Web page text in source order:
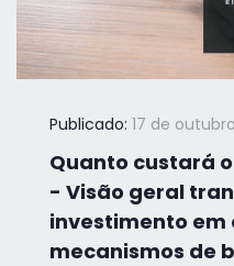
Publicado: 17 de
Quanto custará o
- Visão geral
investimento
mecanismos de